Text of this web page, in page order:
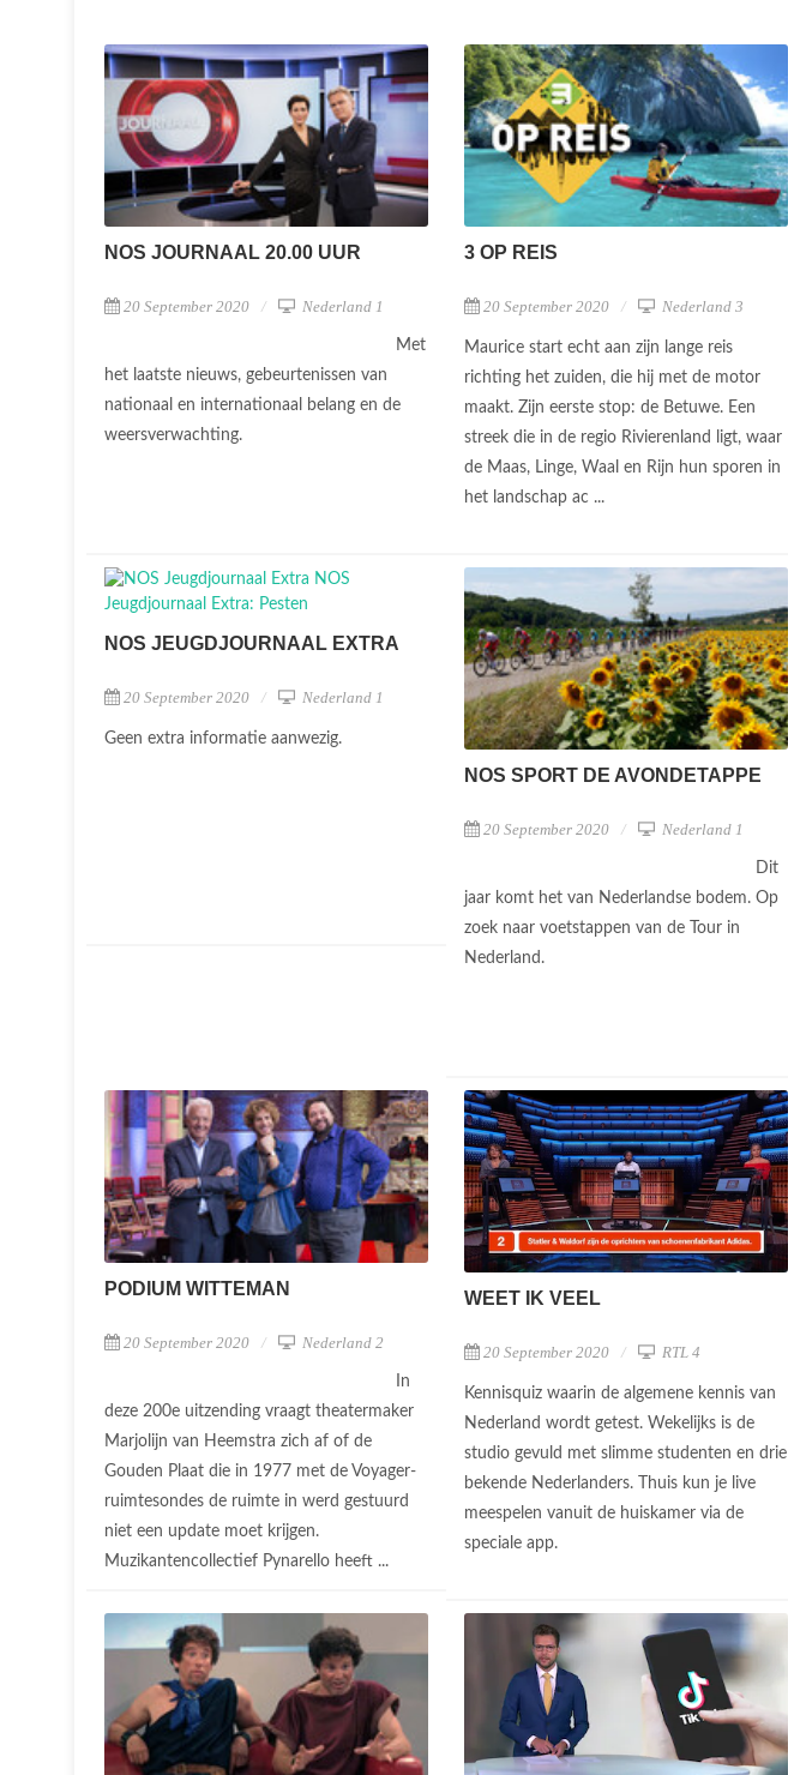
NOS JOURNAAL 20.00 UUR
20 September 2020 Nederland 1
Met
het laatste nieuws, gebeurtenissen van
nationaal en internationaal belang en de
weersverwachting.
3 OP REIS
20 September 2020 Nederland 3
Maurice start echt aan zijn lange reis
richting het zuiden, die hij met de motor
maakt. Zijn eerste stop: de Betuwe. Een
streek die in de regio Rivierenland ligt, waar
de Maas, Linge, Waal en Rijn hun sporen in
het landschap ac ...
NOS JEUGDJOURNAAL EXTRA
20 September 2020 Nederland 1
Geen extra informatie aanwezig.
NOS SPORT DE AVONDETAPPE
20 September 2020 Nederland 1
Dit
jaar komt het van Nederlandse bodem. Op
zoek naar voetstappen van de Tour in
Nederland.
PODIUM WITTEMAN
20 September 2020 Nederland 2
In
deze 200e uitzending vraagt theatermaker
Marjolijn van Heemstra zich af of de
Gouden Plaat die in 1977 met de Voyager-
ruimtesondes de ruimte in werd gestuurd
niet een update moet krijgen.
Muzikantencollectief Pynarello heeft ...
WEET IK VEEL
20 September 2020 RTL 4
Kennisquiz waarin de algemene kennis van
Nederland wordt getest. Wekelijks is de
studio gevuld met slimme studenten en drie
bekende Nederlanders. Thuis kun je live
meespelen vanuit de huiskamer via de
speciale app.